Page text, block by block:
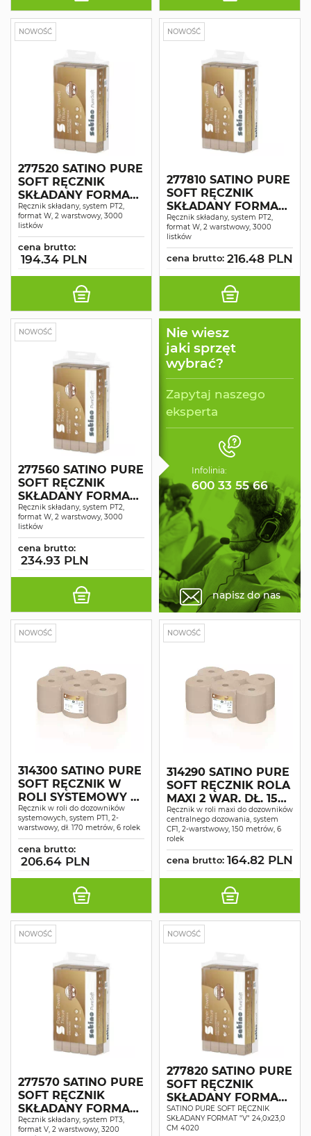
NOWOŚĆ
277520 SATINO PURE
SOFT RĘCZNIK
SKŁADANY FORMAT
"W" 20,6x32,0 CM
3000
Ręcznik składany, system PT2,
format W, 2 warstwowy, 3000
listków
cena brutto:
194.34 PLN
NOWOŚĆ
277810 SATINO PURE
SOFT RĘCZNIK
SKŁADANY FORMAT
"W" 22,0x32,0 CM
3000
Ręcznik składany, system PT2,
format W, 2 warstwowy, 3000
listków
cena brutto: 216.48 PLN
NOWOŚĆ
277560 SATINO PURE
SOFT RĘCZNIK
SKŁADANY FORMAT
"W" 24,0x32,0 CM
3000
Ręcznik składany, system PT2,
format W, 2 warstwowy, 3000
listków
cena brutto:
234.93 PLN
Nie wiesz
jaki sprzęt
wybrać?
Zapytaj naszego
eksperta
Infolinia:
600 33 55 66
napisz do nas
NOWOŚĆ
314300 SATINO PURE
SOFT RĘCZNIK W
ROLI SYSTEMOWY 2
WAR. DŁ. 170 M 6
ROLEK
Ręcznik w roli do dozowników
systemowych, system PT1, 2-
warstwowy, dł. 170 metrów, 6 rolek
cena brutto:
206.64 PLN
NOWOŚĆ
314290 SATINO PURE
SOFT RĘCZNIK ROLA
MAXI 2 WAR. DŁ. 150
M 6 ROLEK
Ręcznik w roli maxi do dozowników
centralnego dozowania, system
CF1, 2-warstwowy, 150 metrów, 6
rolek
cena brutto: 164.82 PLN
NOWOŚĆ
277570 SATINO PURE
SOFT RĘCZNIK
SKŁADANY FORMAT
"V" 24,0x23,0 CM
Ręcznik składany, system PT3,
format V, 2 warstwowy, 3200
NOWOŚĆ
277820 SATINO PURE
SOFT RĘCZNIK
SKŁADANY FORMAT
"V" 24,0x21,0 CM
4020
SATINO PURE SOFT RĘCZNIK
SKŁADANY FORMAT "V" 24,0x23,0
CM 4020